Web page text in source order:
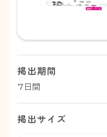
掲出期間
7日間
掲出サイズ